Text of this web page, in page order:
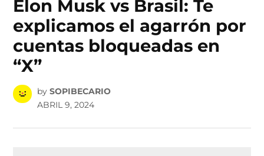
Elon Musk vs Brasil: Te
explicamos el agarrón por
cuentas bloqueadas en
“X”
by SOPIBECARIO
ABRIL 9, 2024